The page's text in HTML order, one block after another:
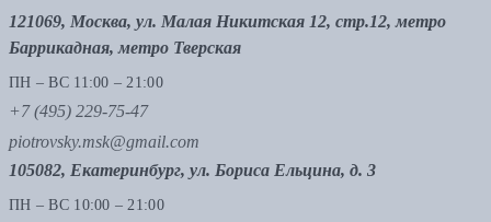
121069, Москва, ул. Малая Никитская 12, стр.12, метро
Баррикадная, метро Тверская
ПН – ВС 11:00 – 21:00
+7 (495) 229-75-47
piotrovsky.msk@gmail.com
105082, Екатеринбург, ул. Бориса Ельцина, д. 3
ПН – ВС 10:00 – 21:00